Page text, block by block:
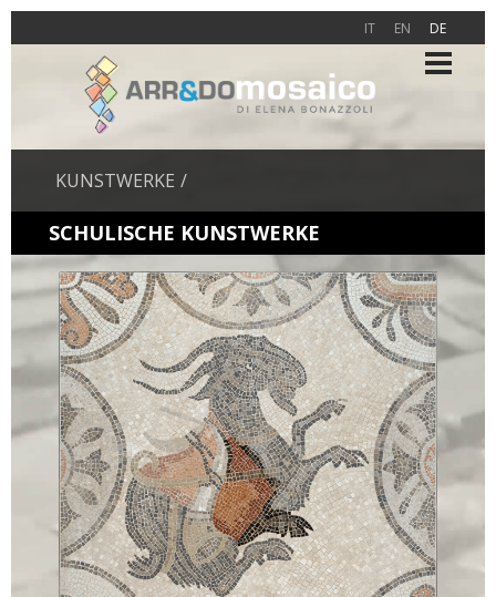
IT EN DE
KUNSTWERKE
SCHULISCHE KUNSTWERKE